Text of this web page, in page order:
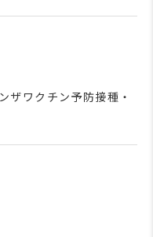
ザワクチン予防接種・